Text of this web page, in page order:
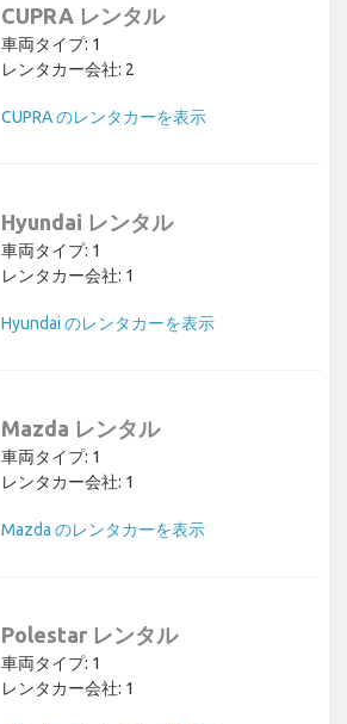
CUPRA レンタル
車両タイプ: 1
レンタカー会社: 2
CUPRA のレンタカーを表示
Hyundai レンタル
車両タイプ: 1
レンタカー会社: 1
Hyundai のレンタカーを表示
Mazda レンタル
車両タイプ: 1
レンタカー会社: 1
Mazda のレンタカーを表示
Polestar レンタル
車両タイプ: 1
レンタカー会社: 1